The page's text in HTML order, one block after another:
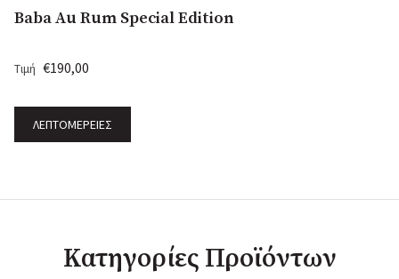
Κατηγορίες Προϊόντων